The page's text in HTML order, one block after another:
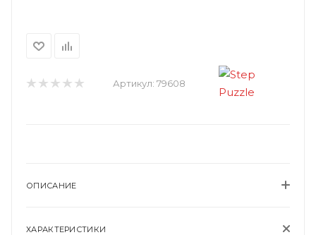
Артикул: 79608
ОПИСАНИЕ
ХАРАКТЕРИСТИКИ